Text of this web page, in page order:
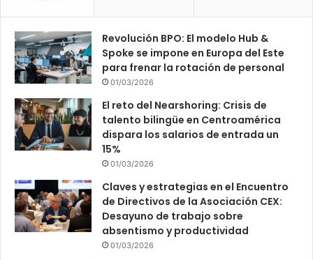
Revolución BPO: El modelo Hub &
Spoke se impone en Europa del Este
para frenar la rotación de personal
01/03/2026
El reto del Nearshoring: Crisis de
talento bilingüe en Centroamérica
dispara los salarios de entrada un
15%
01/03/2026
Claves y estrategias en el Encuentro
de Directivos de la Asociación CEX:
Desayuno de trabajo sobre
absentismo y productividad
01/03/2026